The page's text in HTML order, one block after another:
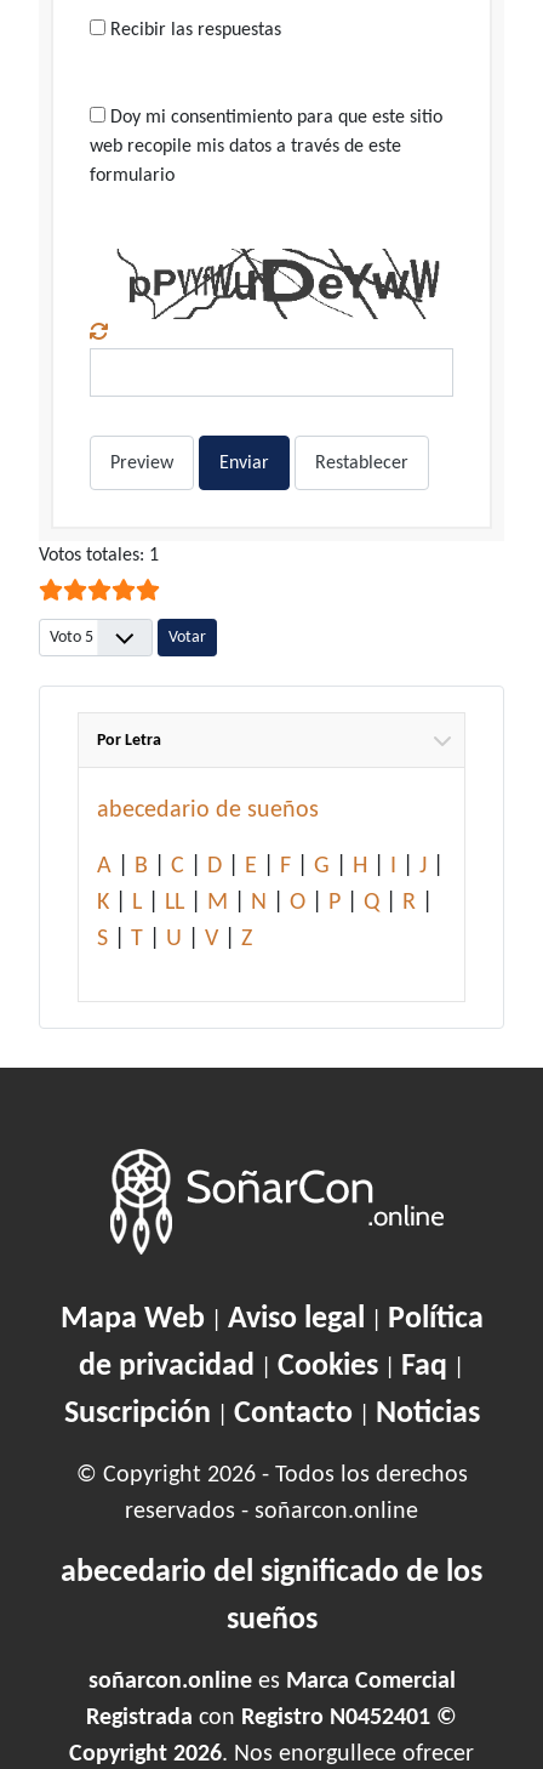
Recibir las respuestas
Doy mi consentimiento para que este sitio
web recopile mis datos a través de este
formulario
Preview Enviar Restablecer
Ratio:5/5
Votos totales: 1
Por favor, vote
Por Letra
abecedario de sueños
A B C D E F G H I J
K
L LL M N O P Q R
S
T U V Z
Mapa Web| Aviso legal
Política
de privacidad
Cookies Faq
Suscripción Contacto| Noticias
© Copyright 2026 - Todos los derechos
reservados - soñarcon.online
abecedario del significado de los
sueños
soñarcon.onlinees Marca Comercial
Registrada con Registro N0452401 ©
Copyright 2026. Nos enorgullece ofrecer